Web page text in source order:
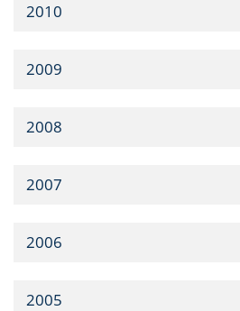
2010
2009
2008
2007
2006
2005